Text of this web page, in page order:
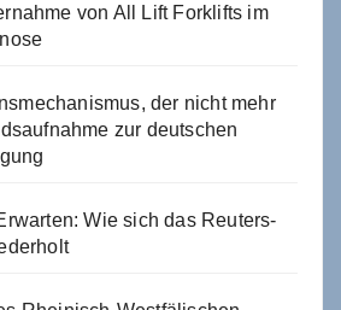
von All Lift Forklifts im
der nicht mehr
zur deutschen
Wie sich das Reuters-